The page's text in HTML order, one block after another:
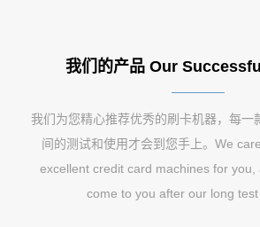
我们的产品 Our
我们为您精心推荐优秀的刷卡机器，每一
间的测试和使用才会到您手上。We
excellent credit card machines for you,
come to you after our long test